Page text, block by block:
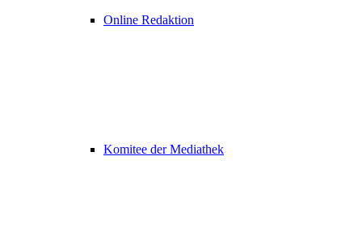
Online Redaktion
Komitee der Mediathek